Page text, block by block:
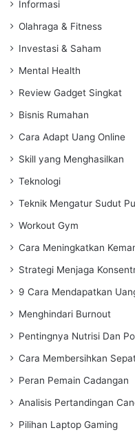
Informasi
Olahraga & Fitness
Investasi & Saham
Mental Health
Review Gadget Singkat
Bisnis Rumahan
Cara Adapt Uang Online
Skill yang Menghasilkan
Teknologi
Teknik Mengatur Sudut
Workout Gym
Cara Meningkatkan
Strategi Menjaga
9 Cara Mendapatkan
Menghindari Burnout
Pentingnya Nutrisi Dan
Cara Membersihkan
Peran Pemain Cadangan
Analisis Pertandingan
Pilihan Laptop Gaming